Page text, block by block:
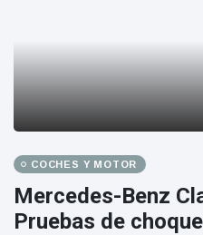
COCHES Y MOTOR
Mercedes-Benz
Pruebas de